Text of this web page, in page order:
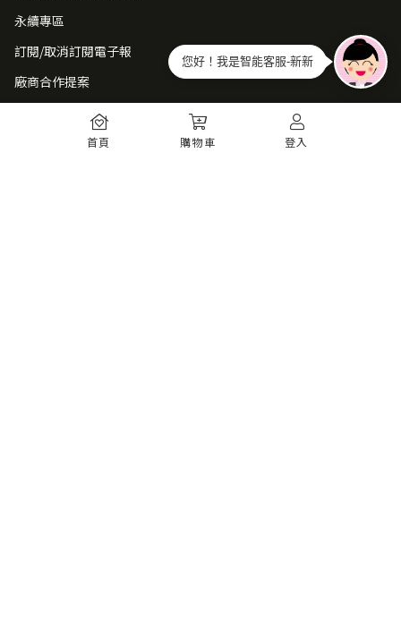
永續專區
訂閱/取消訂閱電子報
廠商合作提案
首頁 購物車 登入
您好！我是智能客服-新新